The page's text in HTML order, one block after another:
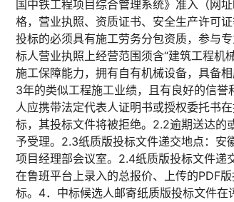
国中铁工程项目综合管理系统》准入（网
格，营业执照、资质证书、安全生产许可
投标的必须具有施工劳务分包资质，参与
标人营业执照上经营范围须含“建筑工程机
施工保障能力，拥有自有机械设备，具备
3年的类似工程施工业绩，且有良好的信
人应携带法定代表人证明书或授权委托书
标，其投标文件将被拒绝。2.2逾期送达的
予受理。2.3纸质版投标文件递交地点：
项目经理部会议室。2.4纸质版投标文件
在鲁班平台上录入的总报价、上传的PDF
标。4．中标候选人邮寄纸质版投标文件